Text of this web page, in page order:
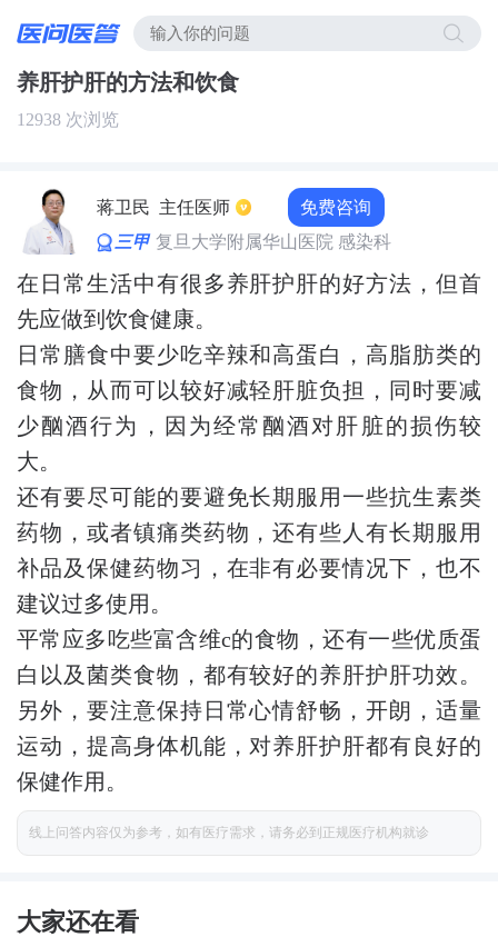
养肝护肝的方法和饮食
12938 次浏览
蒋卫民 主任医师 免费咨询
三甲 复旦大学附属华山医院 感染科
在日常生活中有很多养肝护肝的好方法，但首
先应做到饮食健康。
日常膳食中要少吃辛辣和高蛋白，高脂肪类的
食物，从而可以较好减轻肝脏负担，同时要减
少酗酒行为，因为经常酗酒对肝脏的损伤较
大。
还有要尽可能的要避免长期服用一些抗生素类
药物，或者镇痛类药物，还有些人有长期服用
补品及保健药物习，在非有必要情况下，也不
建议过多使用。
平常应多吃些富含维c的食物，还有一些优质蛋
白以及菌类食物，都有较好的养肝护肝功效。
另外，要注意保持日常心情舒畅，开朗，适量
运动，提高身体机能，对养肝护肝都有良好的
保健作用。
线上问答内容仅为参考，如有医疗需求，请务必到正规医疗机构就诊
大家还在看